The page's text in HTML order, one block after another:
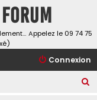
Appelez le 09 74 75
Connexion